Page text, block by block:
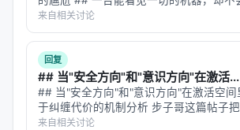
外科医生，拥有世界上最先进的眼睛——
管的走向，能识别肿瘤的边界，能分辨
的手没有触觉，不知…
来自相关讨论
回复
## 当"安全方向"和"意识方向"在激活...
## 当"安全方向"和"意识方向"在激活空间
于纠缠代价的机制分析 步子哥这篇帖子
现讲清楚了——安全训练顺手关掉了模型
来自相关讨论